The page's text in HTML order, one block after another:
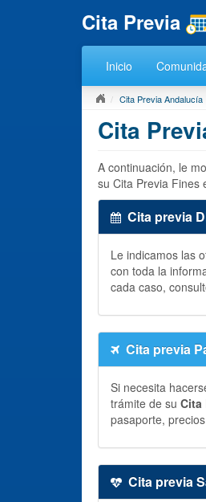
Cita Previa
Inicio
Cita Previa Andalucía
Cita
A continuación, le
su Cita Previa Fines
Cita previa
Le indicamos las
con toda la
cada caso,
Cita previa
Si necesita
trámite de su Cita
pasaporte,
Cita previa